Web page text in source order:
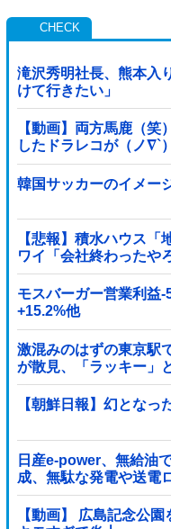
滝沢秀明社長、熊本入
けて行きたい」
【動画】両方馬鹿（
したドラレコが（ノ∇`）
韓国サッカーのイメー
【悲報】積水ハウス「
ワイ「会社終わったや
モスバーガー営業利益
+15.2%他
激混みのはずの東京駅
が散見、「ラッキー
【朝鮮日報】幻となっ
日産e-power、無給油
成、無駄な発電や送電
【動画】 広島記念公